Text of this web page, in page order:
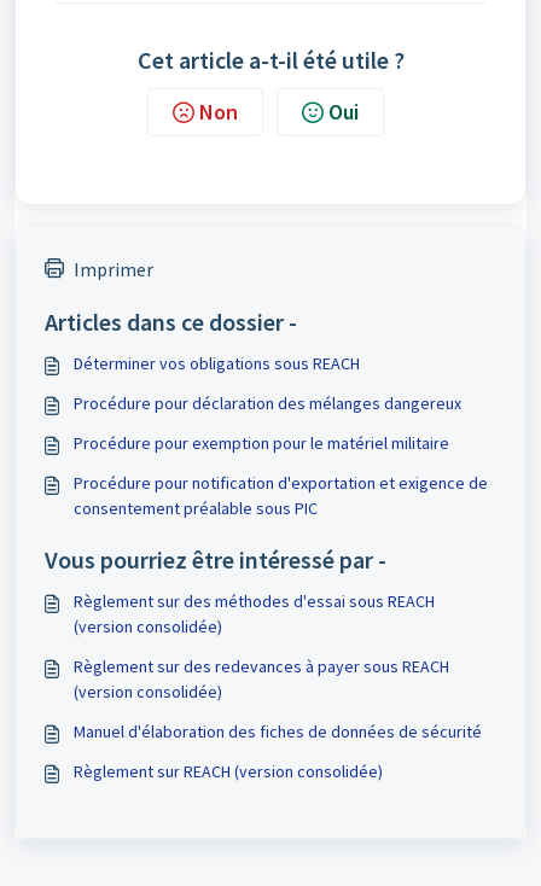
Cet article a-t-il été utile ?
Non Oui
Imprimer
Articles dans ce dossier -
Déterminer vos obligations sous REACH
Procédure pour déclaration des mélanges dangereux
Procédure pour exemption pour le matériel militaire
Procédure pour notification d'exportation et exigence de
consentement préalable sous PIC
Vous pourriez être intéressé par -
Règlement sur des méthodes d'essai sous REACH
(version consolidée)
Règlement sur des redevances à payer sous REACH
(version consolidée)
Manuel d'élaboration des fiches de données de sécurité
Règlement sur REACH (version consolidée)